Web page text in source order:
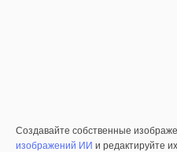
Создавайте собственные
изображений ИИ и редактируйте